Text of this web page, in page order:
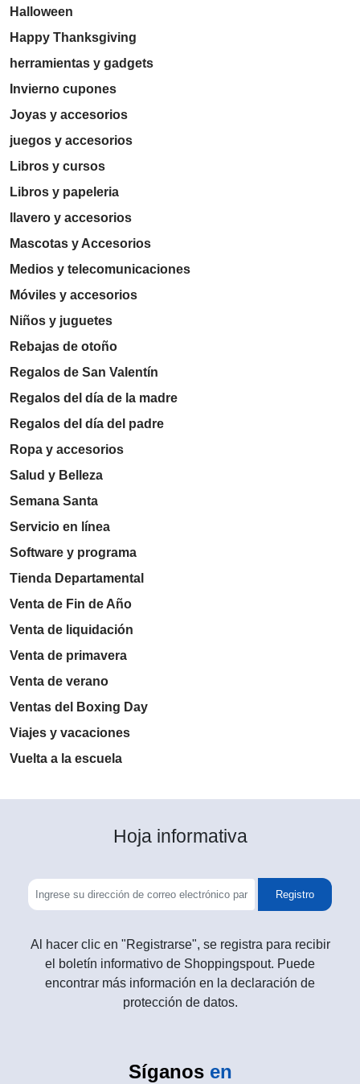
Halloween
Happy Thanksgiving
herramientas y gadgets
Invierno cupones
Joyas y accesorios
juegos y accesorios
Libros y cursos
Libros y papeleria
llavero y accesorios
Mascotas y Accesorios
Medios y telecomunicaciones
Móviles y accesorios
Niños y juguetes
Rebajas de otoño
Regalos de San Valentín
Regalos del día de la madre
Regalos del día del padre
Ropa y accesorios
Salud y Belleza
Semana Santa
Servicio en línea
Software y programa
Tienda Departamental
Venta de Fin de Año
Venta de liquidación
Venta de primavera
Venta de verano
Ventas del Boxing Day
Viajes y vacaciones
Vuelta a la escuela
Hoja informativa
Registro
Al hacer clic en "Registrarse", se registra para recibir
el boletín informativo de Shoppingspout. Puede
encontrar más información en la declaración de
protección de datos.
Síganos en